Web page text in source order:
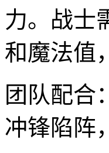
力。战士
和魔法值
团队配合
冲锋陷阵